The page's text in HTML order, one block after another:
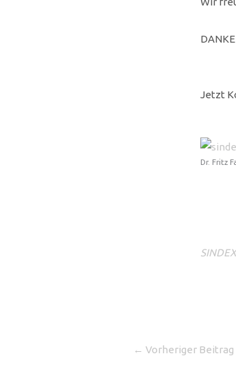
Jetzt
Dr. Fritz
← Vorheriger Beitrag